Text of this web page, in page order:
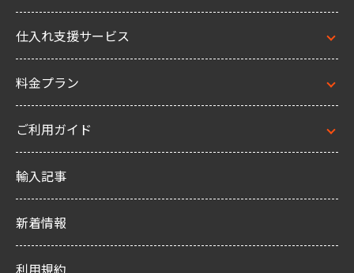
仕入れ支援サービス
料金プラン
ご利用ガイド
輸入記事
新着情報